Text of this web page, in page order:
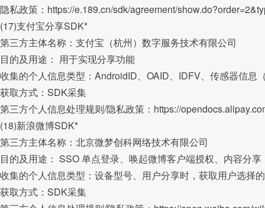
隐私政策：https://e.189.cn/sdk/agreement/
(17)支付宝分享SDK*
第三方主体名称：支付宝（杭州）数字服务技术有限公司
目的及用途： 用于实现分享功能
收集的个人信息类型：AndroidID、OAID、IDFV、传感器信
获取方式：SDK采集
第三方个人信息处理规则/隐私政策：https://
(18)新浪微博SDK*
第三方主体名称：北京微梦创科网络技术有限公司
目的及用途： SSO 单点登录、唤起微博客户端授权、内容分享
收集的个人信息类型：设备型号、用户分享时，获取用户选择
获取方式：SDK采集